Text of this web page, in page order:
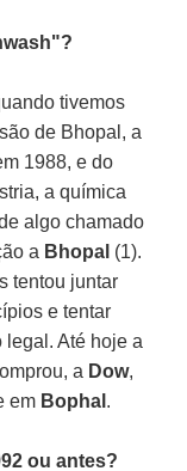
tivemos
de Bhopal, a
1988, e do
a química
algo chamado
a Bhopal (1).
tentou juntar
e tentar
Até hoje a
a Dow,
em Bophal .
ou antes?